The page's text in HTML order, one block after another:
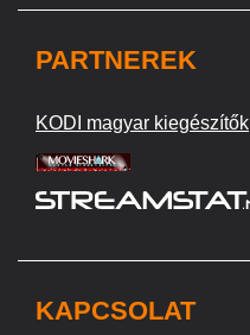
PARTNEREK
KODI magyar kiegészítők
KAPCSOLAT